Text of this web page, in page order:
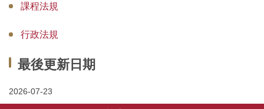
課程法規
行政法規
最後更新日期
2026-07-23